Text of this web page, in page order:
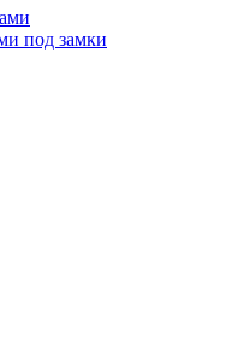
под замки